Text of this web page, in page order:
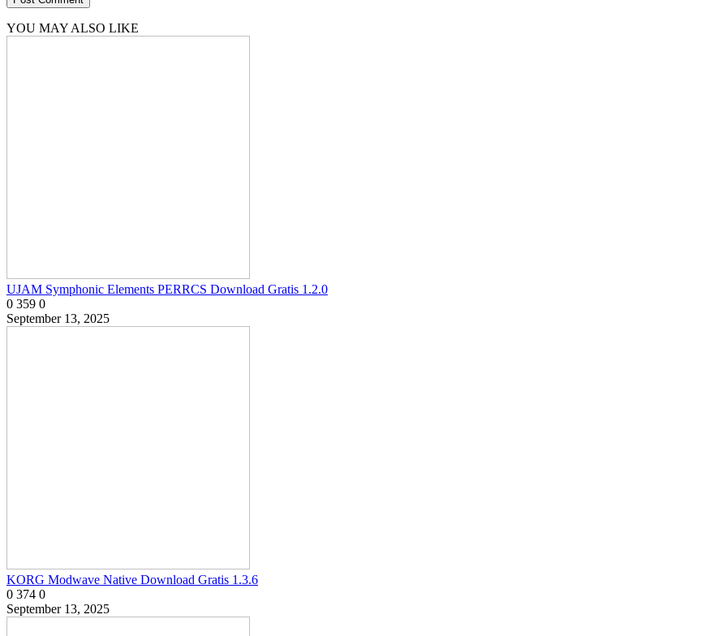
YOU MAY ALSO LIKE
UJAM Symphonic Elements PERRCS Download Gratis 1.2.0
0 359 0
September 13, 2025
KORG Modwave Native Download Gratis 1.3.6
0 374 0
September 13, 2025